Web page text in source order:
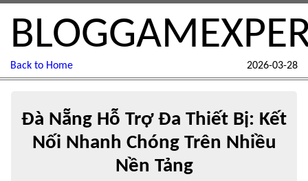
Back to Home 2026-03-28
Đà Nẵng Hỗ Trợ Đa Thiết Bị: Kết
Nối Nhanh Chóng Trên Nhiều
Nền Tảng